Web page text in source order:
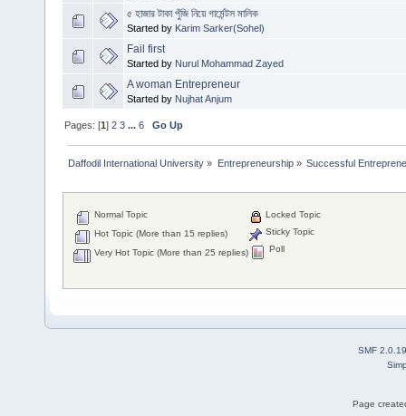
৫ হাজার টাকা পুঁজি নিয়ে গার্মেন্টস মালিক
Started by Karim Sarker(Sohel)
Fail first
Started by Nurul Mohammad Zayed
A woman Entrepreneur
Started by Nujhat Anjum
Pages: [1]2 3 ...6 Go Up
Daffodil International University » Entrepreneurship» Successful
Normal Topic
Hot Topic (More than 15 replies)
Very Hot Topic (More than 25 replies)
Locked Topic
Sticky Topic
Poll
SMF 2.0.19
Page